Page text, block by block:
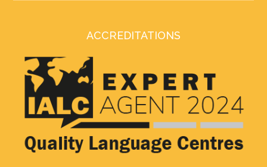
ACCREDITATIONS